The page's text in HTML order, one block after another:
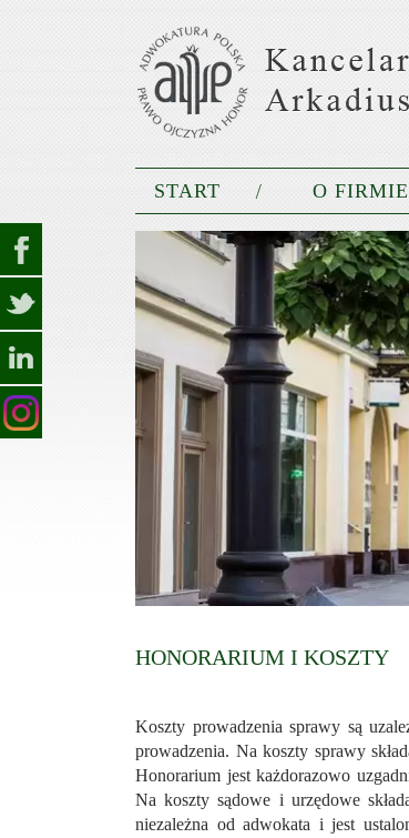
START O FIRMIE
HONORARIUM I KOSZTY
Koszty prowadzenia sprawy są
prowadzenia. Na koszty sprawy
Honorarium jest każdorazowo
Na koszty sądowe i urzędowe
niezależna od adwokata i jest